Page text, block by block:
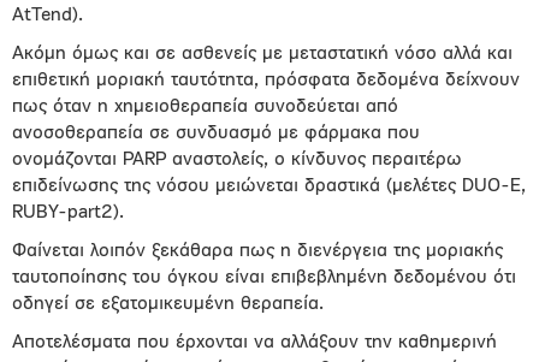
AtTend).
Ακόμη όμως και σε ασθενείς με μεταστατική νόσο αλλά και
επιθετική μοριακή ταυτότητα, πρόσφατα δεδομένα δείχνουν
πως όταν η χημειοθεραπεία συνοδεύεται από
ανοσοθεραπεία σε συνδυασμό με φάρμακα που
ονομάζονται PARP αναστολείς, ο κίνδυνος περαιτέρω
επιδείνωσης της νόσου μειώνεται δραστικά (μελέτες DUO-E,
RUBY-part2).
Φαίνεται λοιπόν ξεκάθαρα πως η διενέργεια της μοριακής
ταυτοποίησης του όγκου είναι επιβεβλημένη δεδομένου ότι
οδηγεί σε εξατομικευμένη θεραπεία.
Αποτελέσματα που έρχονται να αλλάξουν την καθημερινή